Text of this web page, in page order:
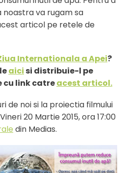
va rugam sa
articol pe retele de
Internationala a Apei?
aici si distribuie-l pe
cu link catreacest articol.
de noi si la proiectia filmului
20 Martie 2015, ora 17:00
din Medias.